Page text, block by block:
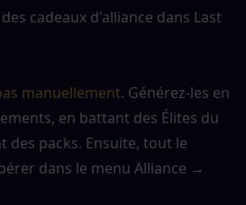
cadeaux d'alliance dans Last
manuellement. Générez-les en
en battant des Élites du
des packs. Ensuite, tout le
dans le menu Alliance →